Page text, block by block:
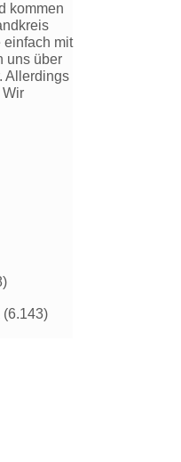
kommen
einfach mit
uns über
Allerdings
Wir
(6.143)